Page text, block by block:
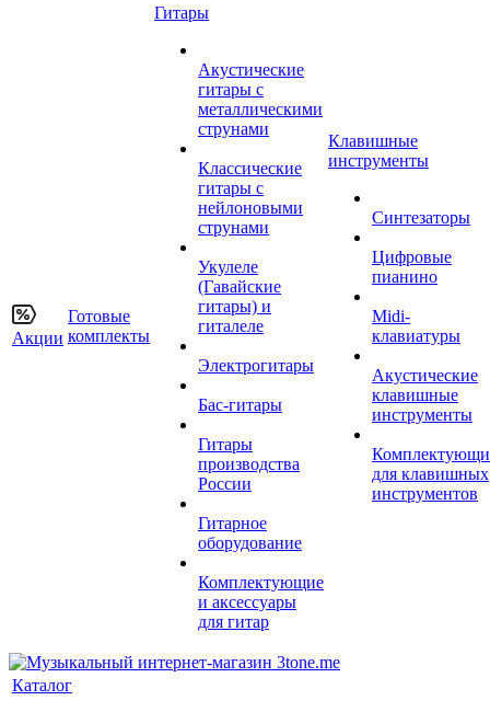
Акции
Готовые
комплекты
Гитары
Акустические
гитары с
металлическими
струнами
Классические
гитары с
нейлоновыми
струнами
Укулеле
(Гавайские
гитары) и
гиталеле
Электрогитары
Бас-гитары
Гитары
производства
России
Гитарное
оборудование
Комплектующие
и аксессуары
для гитар
Клавишные
инструменты
Синтезаторы
Цифровые
пианино
Midi-
клавиатуры
Акустические
клавишные
инструменты
для клавишных
инструментов
Каталог